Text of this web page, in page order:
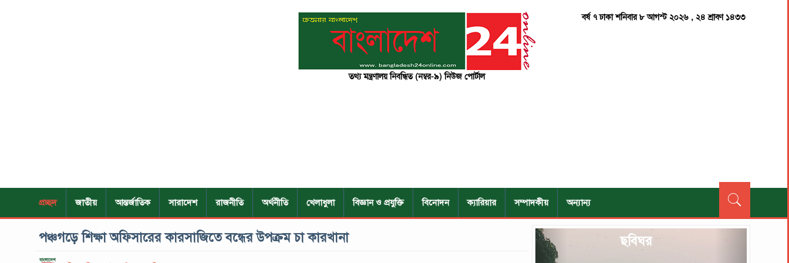
তথ্য মন্ত্রণালয় নিবন্ধিত (নম্বর-৯) নিউজ পোর্টাল
বর্ষ ৭ ঢাকা শনিবার ৮ আগস্ট ২০২৬ , ২৪ শ্রাবণ ১৪৩৩
প্রচ্ছদ জাতীয় আন্তর্জাতিক সারাদেশ রাজনীতি অর্থনীতি খেলাধুলা বিজ্ঞান ও প্রযুক্তি বিনোদন ক্যারিয়ার সম্পাদকীয় অন্যান্য
পঞ্চগড়ে শিক্ষা অফিসারের কারসাজিতে বন্ধের উপক্রম চা কারখানা ছবিঘর